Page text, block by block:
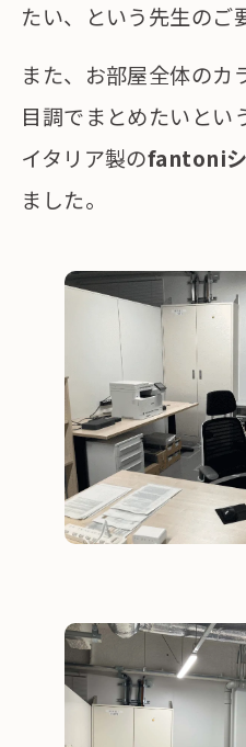
たい、という先生のご
また、お部屋全体のカ
目調でまとめたいとい
イタリア製のfantoni
ました。